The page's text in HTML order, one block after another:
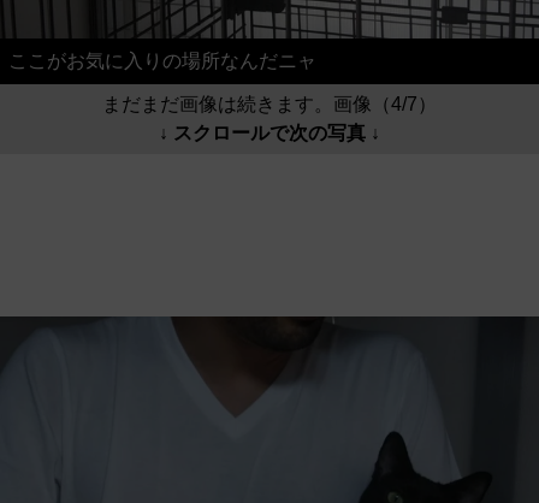
ここがお気に入りの場所なんだニャ
まだまだ画像は続きます。画像（4/7）
↓ スクロールで次の写真 ↓